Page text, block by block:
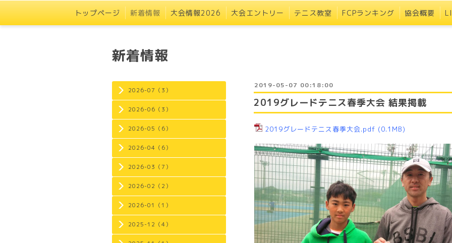
トップページ 新着情報 大会情報2026 大会エントリー テニス教室 FCPランキング 協会概要
2026-07（3）
2026-06（3）
2026-05（6）
2026-04（6）
2026-03（7）
2026-02（2）
2026-01（1）
2025-12（4）
新着情報
2019-05-07 00:18:00
2019グレードテニス春季大会 結果掲載
2019グレードテニス春季大会.pdf (0.1MB)